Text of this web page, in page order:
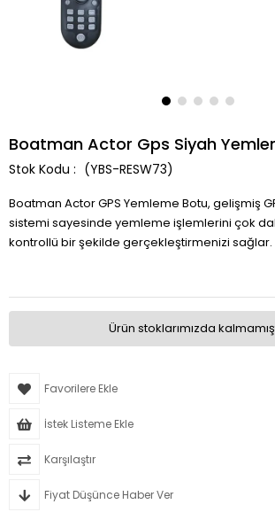
Boatman Actor Gps Siyah
(YBS-RESW73)
Boatman Actor GPS Yemleme Botu, gelişmiş
sistemi sayesinde yemleme işlemlerini çok
kontrollü bir şekilde gerçekleştirmenizi sağlar.
Ürün stoklarımızda
Favorilere Ekle
İstek Listeme Ekle
Karşılaştır
Fiyat Düşünce Haber Ver